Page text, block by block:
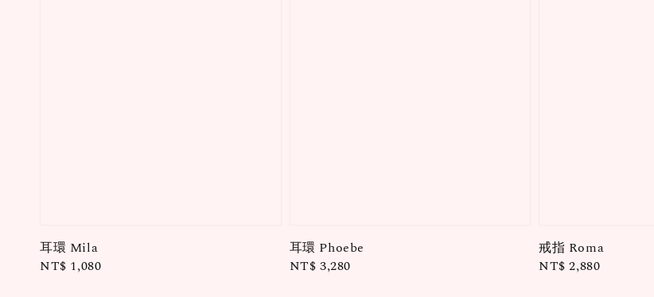
耳環 Mila
Regular
NT$ 1,080
耳環 Phoebe
Regular
NT$ 3,280
戒指 Roma
Regular
NT$ 2,880